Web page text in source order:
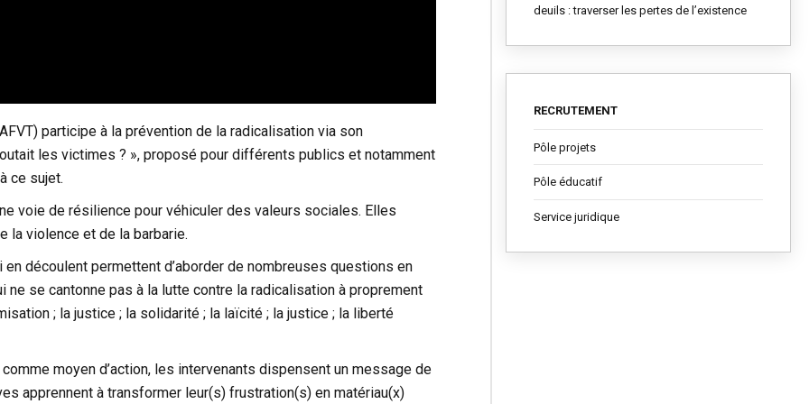
participe à la prévention de la radicalisation via son
les victimes ? », proposé pour différents publics et notamment
ce sujet.
voie de résilience pour véhiculer des valeurs sociales. Elles
la violence et de la barbarie.
découlent permettent d’aborder de nombreuses questions en
se cantonne pas à la lutte contre la radicalisation à proprement
; la justice ; la solidarité ; la laïcité ; la justice ; la liberté
moyen d’action, les intervenants dispensent un message de
apprennent à transformer leur(s) frustration(s) en matériau(x)
deuils : traverser les pertes de l’existence
RECRUTEMENT
Pôle projets
Pôle éducatif
Service juridique